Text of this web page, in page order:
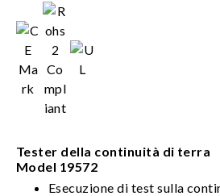
Tester della continuità di terra
Model 19572
Esecuzione di test sulla